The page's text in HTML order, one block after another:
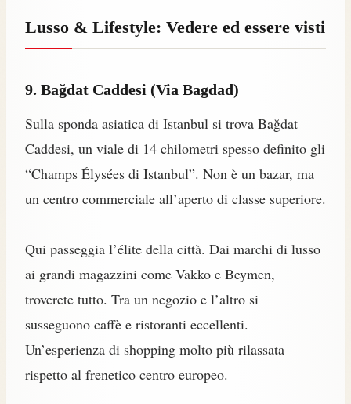
Lusso & Lifestyle: Vedere ed essere visti
9. Bağdat Caddesi (Via Bagdad)
Sulla sponda asiatica di Istanbul si trova Bağdat
Caddesi, un viale di 14 chilometri spesso definito gli
“Champs Élysées di Istanbul”. Non è un bazar, ma
un centro commerciale all’aperto di classe superiore.
Qui passeggia l’élite della città. Dai marchi di lusso
ai grandi magazzini come Vakko e Beymen,
troverete tutto. Tra un negozio e l’altro si
susseguono caffè e ristoranti eccellenti.
Un’esperienza di shopping molto più rilassata
rispetto al frenetico centro europeo.